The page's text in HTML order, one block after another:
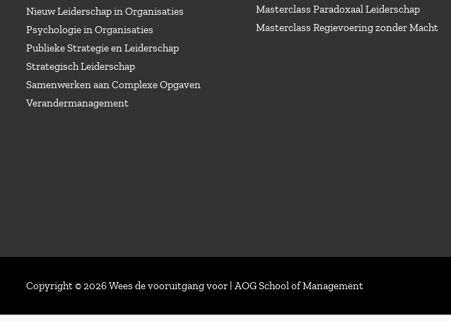
Nieuw Leiderschap in Organisaties
Psychologie in Organisaties
Publieke Strategie en Leiderschap
Strategisch Leiderschap
Samenwerken aan Complexe Opgaven
Verandermanagement
Masterclass Paradoxaal Leiderschap
Masterclass Regievoering zonder Macht
Copyright © 2026 Wees de vooruitgang voor | AOG School of Management